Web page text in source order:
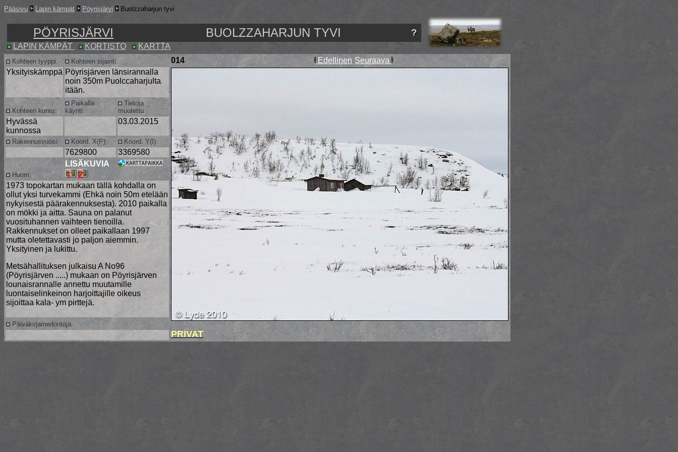
Pääsivu Lapin kämpät Pöyrisjärvi Buolzzaharjun tyvi
PÖYRISJÄRVI BUOLZZAHARJUN TYVI
LAPIN KÄMPÄT KORTISTO KARTTA
Kohteen tyyppi: Kohteen sijainti: 014 Edellinen Seuraava
Yksityiskämppä Pöyrisjärven länsirannalla
noin 350m Puolccaharjulta
itään.
PRIVAT
Kohteen kunto:
Paikalla
käynti:
Tietoja
muutettu
Hyvässä
kunnossa
03.03.2015
Rakennusvuosi: Koord. X(P) Koord. Y(I)
7629800 3369580
Huom:
LISÄKUVIA
1973 topokartan mukaan tällä kohdalla on
ollut yksi turvekammi (Ehkä noin 50m etelään
nykyisestä päärakennuksesta). 2010 paikalla
on mökki ja aitta. Sauna on palanut
vuosituhannen vaihteen tienoilla.
Rakkennukset on olleet paikallaan 1997
mutta oletettavasti jo paljon aiemmin.
Yksityinen ja lukittu.
Metsähallituksen julkaisu A No96
(Pöyrisjärven .....) mukaan on Pöyrisjärven
lounaisrannalle annettu muutamille
luontaiselinkeinon harjoittajille oikeus
sijoittaa kala- ym pirttejä.
Päiväkirjamerkintöjä: